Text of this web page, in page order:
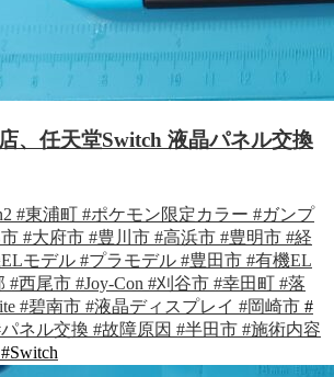
、任天堂Switch 液晶パネル交換
#東浦町 #ポケモン限定カラー #ガンプ
#大府市 #豊川市 #高浜市 #豊明市 #経
モデル #プラモデル #豊田市 #有機EL
#西尾市 #Joy-Con #刈谷市 #幸田町 #落
#碧南市 #液晶ディスプレイ #岡崎市 #
ネル交換 #故障原因 #半田市 #施術内容
#Switch